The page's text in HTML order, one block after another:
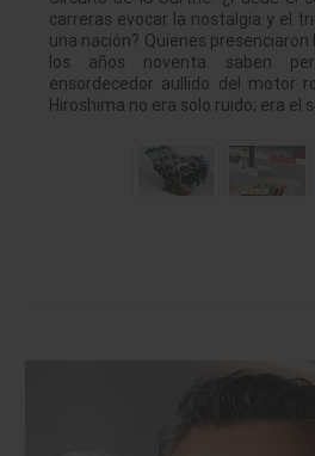
carreras evocar la nostalgia y el
una nación? Quienes
los años noventa saben
ensordecedor aullido del motor
Hiroshima no era solo ruido; era el